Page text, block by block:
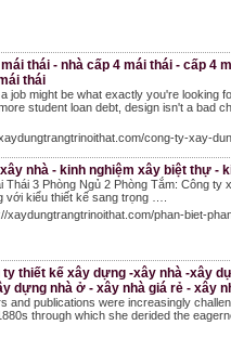
thái - nhà cấp 4 mái thái - cấp 4
thái
job might be what exactly you're
student loan debt, design isn't a bad
cong-ty-xay-
nhà - kinh nghiệm xây biệt thự -
Thái 3 Phòng Ngủ 2 Phòng Tắm: Công
với kiểu thiết kế sang trọng ….
xaydungtrangtrinoithat.com/phan-biet-
thiết kế xây dựng -xây nhà -xây
dựng nhà ở - xây nhà giá rẻ - xây
and publications were increasingly
through which she derided the